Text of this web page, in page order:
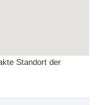
Standort der